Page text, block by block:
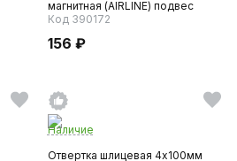
магнитная (AIRLINE) подвес
Код 390172
156 ₽
Наличие
Отвертка шлицевая 4х100мм